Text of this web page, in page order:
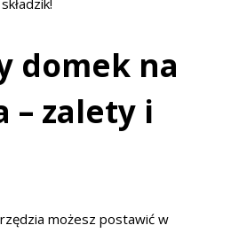
domek na
– zalety i
możesz postawić w